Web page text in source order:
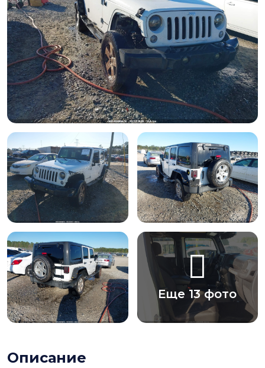
Еще 13 фото
Описание